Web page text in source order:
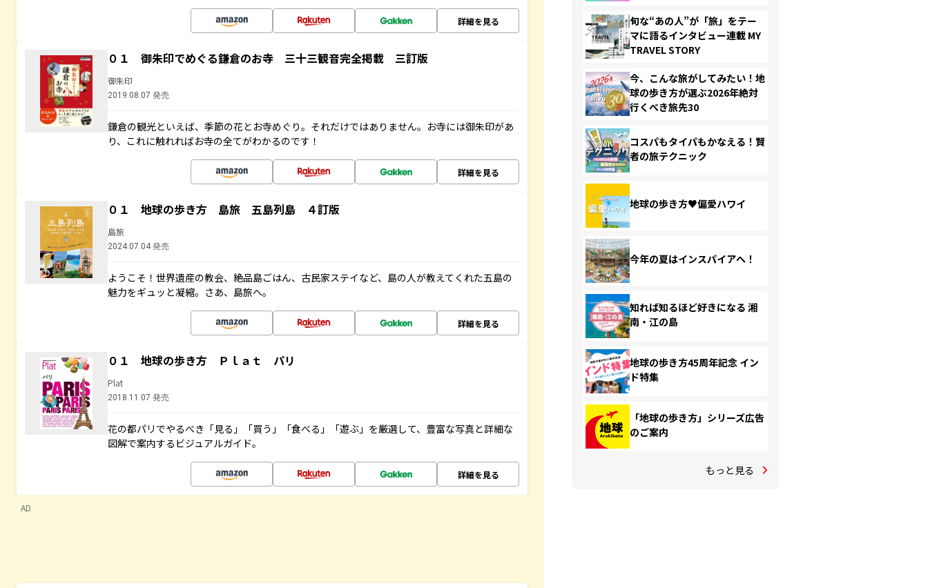
詳細を見る
０１ 御朱印でめぐる鎌倉のお寺 三十三観音完全掲載 三訂版
御朱印
2019.08.07 発売
鎌倉の観光といえば、季節の花とお寺めぐり。それだけではありません。お寺には御朱印があ
り、これに触れればお寺の全てがわかるのです！
詳細を見る
０１ 地球の歩き方 島旅 五島列島 ４訂版
島旅
2024.07.04 発売
ようこそ！世界遺産の教会、絶品島ごはん、古民家ステイなど、島の人が教えてくれた五島の
魅力をギュッと凝縮。さあ、島旅へ。
詳細を見る
０１ 地球の歩き方 Ｐｌａｔ パリ
Plat
2018.11.07 発売
花の都パリでやるべき「見る」「買う」「食べる」「遊ぶ」を厳選して、豊富な写真と詳細な
図解で案内するビジュアルガイド。
詳細を見る
AD
旬な“あの人”が「旅」をテー
マに語るインタビュー連載 MY
TRAVEL STORY
今、こんな旅がしてみたい！地
球の歩き方が選ぶ2026年絶対
行くべき旅先30
コスパもタイパもかなえる！賢
者の旅テクニック
地球の歩き方♥偏愛ハワイ
今年の夏はインスパイアへ！
知れば知るほど好きになる 湘
南・江の島
地球の歩き方45周年記念 イン
ド特集
「地球の歩き方」シリーズ広告
のご案内
もっと見る